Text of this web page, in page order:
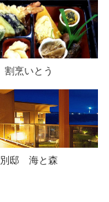
割烹いとう
別邸 海と森